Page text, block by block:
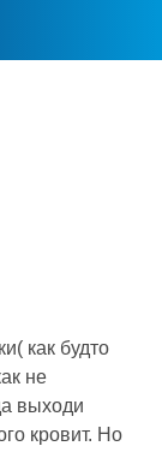
как будто
не
выходи
кровит. Но